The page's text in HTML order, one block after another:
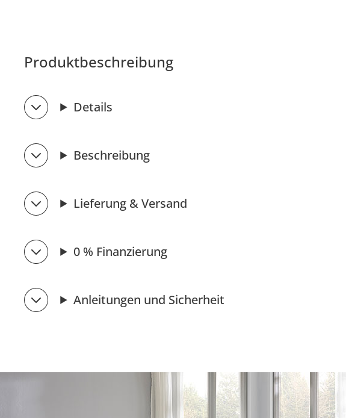
Produktbeschreibung
Details
Beschreibung
Lieferung & Versand
0 % Finanzierung
Anleitungen und Sicherheit